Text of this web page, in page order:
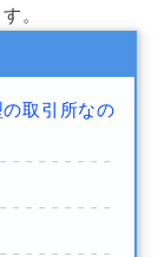
。
取引所なの